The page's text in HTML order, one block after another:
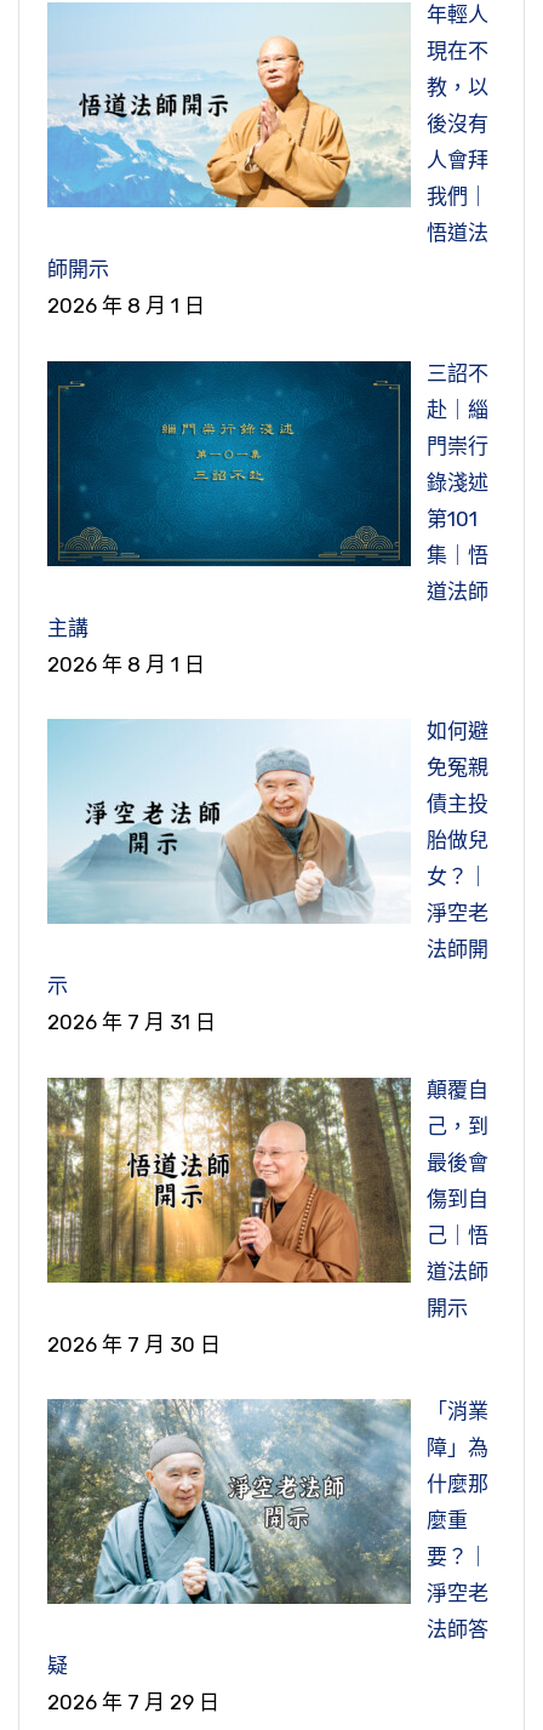
年輕人
現在不
教，以
後沒有
人會拜
我們｜
悟道法
師開示
2026 年 8 月 1 日
三詔不
赴｜緇
門崇行
錄淺述
第101
集｜悟
道法師
主講
2026 年 8 月 1 日
如何避
免冤親
債主投
胎做兒
女？｜
淨空老
法師開
示
2026 年 7 月 31 日
顛覆自
己，到
最後會
傷到自
己｜悟
道法師
開示
2026 年 7 月 30 日
「消業
障」為
什麼那
麼重
要？｜
淨空老
法師答
疑
2026 年 7 月 29 日